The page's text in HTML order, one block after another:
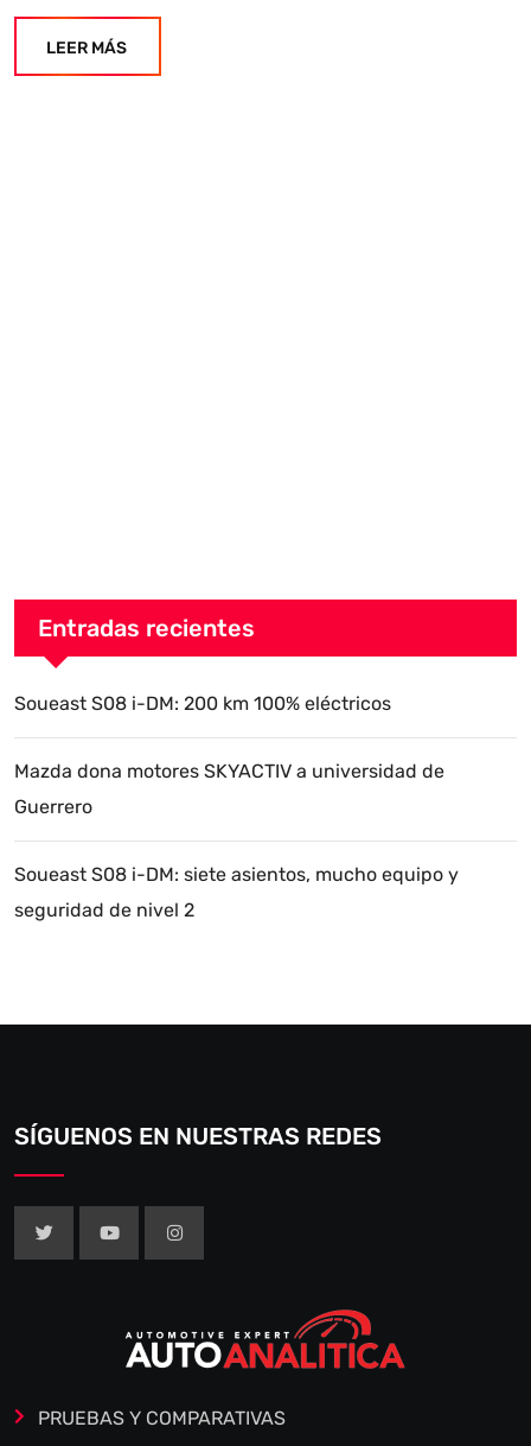
LEER MÁS
Entradas recientes
Soueast S08 i-DM: 200 km 100% eléctricos
Mazda dona motores SKYACTIV a universidad de
Guerrero
Soueast S08 i-DM: siete asientos, mucho equipo y
seguridad de nivel 2
SÍGUENOS EN NUESTRAS REDES
PRUEBAS Y COMPARATIVAS